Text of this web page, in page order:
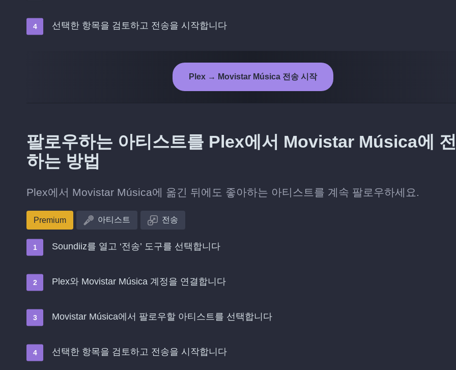
선택한 항목을 검토하고 전송을 시작합니다
Plex → Movistar Música 전송 시작
팔로우하는 아티스트를 Plex에서 Movistar Música에
하는 방법
Plex에서 Movistar Música에 옮긴 뒤에도 좋아하는 아티스트를 계속 팔로우하세요.
Premium 아티스트 전송
Soundiiz를 열고 ‘전송’ 도구를 선택합니다
Plex와 Movistar Música 계정을 연결합니다
Movistar Música에서 팔로우할 아티스트를 선택합니다
선택한 항목을 검토하고 전송을 시작합니다